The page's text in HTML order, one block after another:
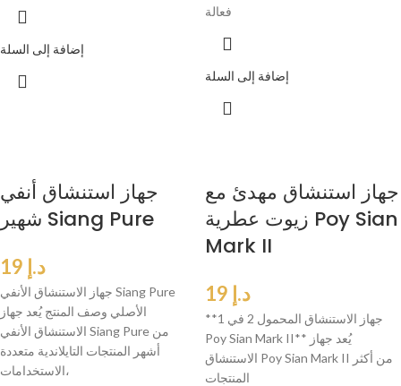
إضافة إلى السلة
فعالة
إضافة إلى السلة
جهاز استنشاق أنفي
شهير Siang Pure
د.إ
جهاز الاستنشاق الأنفي Siang Pure
الأصلي وصف المنتج يُعد جهاز
الاستنشاق الأنفي Siang Pure من
أشهر المنتجات التايلاندية متعددة
الاستخدامات،
جهاز استنشاق مهدئ مع
زيوت عطرية Poy Sian
Mark II
د.إ
**جهاز الاستنشاق المحمول 2 في 1
Poy Sian Mark II** يُعد جهاز
الاستنشاق Poy Sian Mark II من أكثر
المنتجات